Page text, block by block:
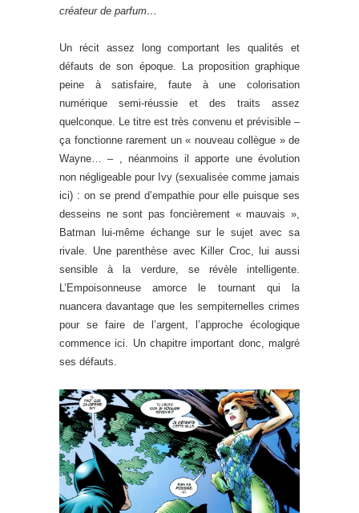
créateur de parfum…
Un récit assez long comportant les qualités et
défauts de son époque. La proposition graphique
peine à satisfaire, faute à une colorisation
numérique semi-réussie et des traits assez
quelconque. Le titre est très convenu et prévisible –
ça fonctionne rarement un « nouveau collègue » de
Wayne… – , néanmoins il apporte une évolution
non négligeable pour Ivy (sexualisée comme jamais
ici) : on se prend d’empathie pour elle puisque ses
desseins ne sont pas foncièrement « mauvais »,
Batman lui-même échange sur le sujet avec sa
rivale. Une parenthèse avec Killer Croc, lui aussi
sensible à la verdure, se révèle intelligente.
L’Empoisonneuse amorce le tournant qui la
nuancera davantage que les sempiternelles crimes
pour se faire de l’argent, l’approche écologique
commence ici. Un chapitre important donc, malgré
ses défauts.